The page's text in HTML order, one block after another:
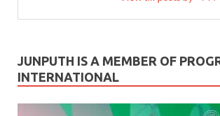
JUNPUTH IS A MEMBER OF
INTERNATIONAL